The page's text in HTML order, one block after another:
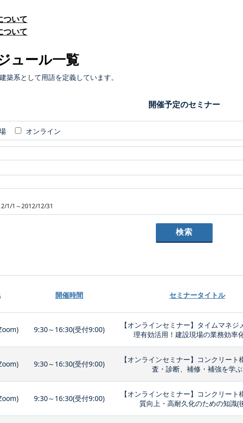
ついて
ついて
ュール一覧
系として用語を定義しています。
開催予定のセミナー
オンライン
1/1～2012/12/31
開催時間 セミナータイトル
9:30～16:30(受付9:00)
【オンラインセミナー】タイムマネジ
理有効活用！建設現場の業務効率
9:30～16:30(受付9:00)
【オンラインセミナー】コンクリート
査・診断、補修・補強を学ぶ
9:30～16:30(受付9:00)
【オンラインセミナー】コンクリート
質向上・高耐久化のための知識(